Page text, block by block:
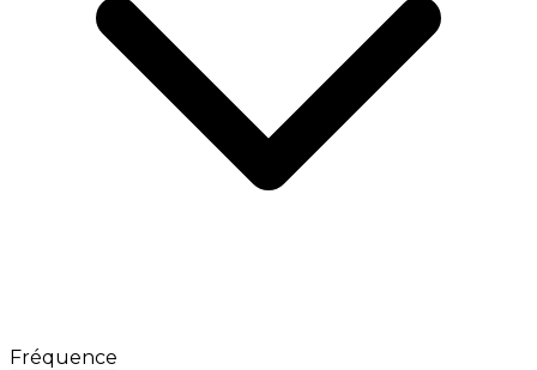
Fréquence